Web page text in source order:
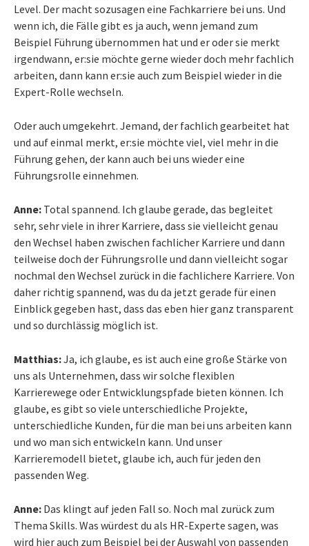
Level. Der macht sozusagen eine Fachkarriere bei uns. Und
wenn ich, die Fälle gibt es ja auch, wenn jemand zum
Beispiel Führung übernommen hat und er oder sie merkt
irgendwann, er:sie möchte gerne wieder doch mehr fachlich
arbeiten, dann kann er:sie auch zum Beispiel wieder in die
Expert-Rolle wechseln.
Oder auch umgekehrt. Jemand, der fachlich gearbeitet hat
und auf einmal merkt, er:sie möchte viel, viel mehr in die
Führung gehen, der kann auch bei uns wieder eine
Führungsrolle einnehmen.
Anne: Total spannend. Ich glaube gerade, das begleitet
sehr, sehr viele in ihrer Karriere, dass sie vielleicht genau
den Wechsel haben zwischen fachlicher Karriere und dann
teilweise doch der Führungsrolle und dann vielleicht sogar
nochmal den Wechsel zurück in die fachlichere Karriere. Von
daher richtig spannend, was du da jetzt gerade für einen
Einblick gegeben hast, dass das eben hier ganz transparent
und so durchlässig möglich ist.
Matthias:Ja, ich glaube, es ist auch eine große Stärke von
uns als Unternehmen, dass wir solche flexiblen
Karrierewege oder Entwicklungspfade bieten können. Ich
glaube, es gibt so viele unterschiedliche Projekte,
unterschiedliche Kunden, für die man bei uns arbeiten kann
und wo man sich entwickeln kann. Und unser
Karrieremodell bietet, glaube ich, auch für jeden den
passenden Weg.
Anne: Das klingt auf jeden Fall so. Noch mal zurück zum
Thema Skills. Was würdest du als HR-Experte sagen, was
wird hier auch zum Beispiel bei der Auswahl von passenden